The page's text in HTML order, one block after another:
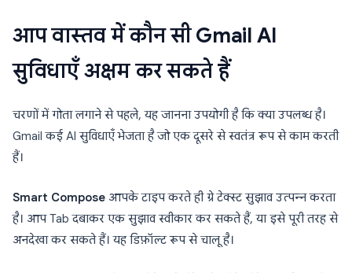
आप वास्तव में कौन सी Gmail AI
सुविधाएँ अक्षम कर सकते हैं
चरणों में गोता लगाने से पहले, यह जानना उपयोगी है कि क्या उपलब्ध है।
Gmail कई AI सुविधाएँ भेजता है जो एक दूसरे से स्वतंत्र रूप से काम करती
हैं।
Smart Compose आपके टाइप करते ही ग्रे टेक्स्ट सुझाव उत्पन्न करता
है। आप Tab दबाकर एक सुझाव स्वीकार कर सकते हैं, या इसे पूरी तरह से
अनदेखा कर सकते हैं। यह डिफ़ॉल्ट रूप से चालू है।